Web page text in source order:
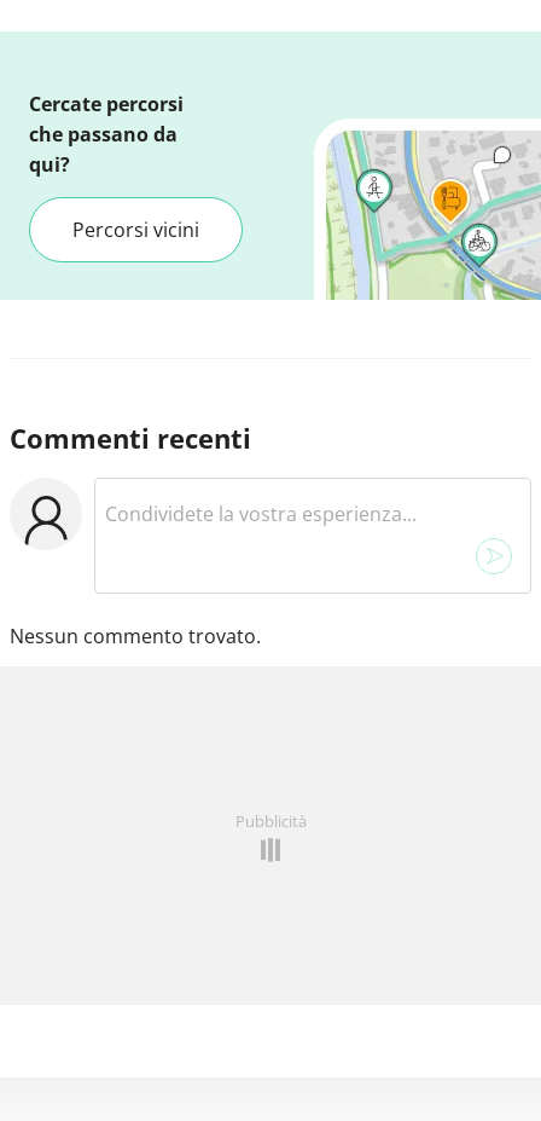
Cercate percorsi
che passano da
qui?
Percorsi vicini
Commenti recenti
Nessun commento trovato.
Pubblicità